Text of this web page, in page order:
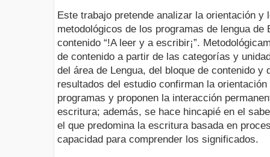
Este trabajo pretende analizar la orientación y
metodológicos de los programas de lengua de
contenido “!A leer y a escribir¡”.
de contenido a partir de las categorías y
del área de Lengua, del bloque de contenido
resultados del estudio confirman la
programas y proponen la interacción
escritura; además, se hace hincapié en el
el que predomina la escritura basada en
capacidad para comprender los significados.